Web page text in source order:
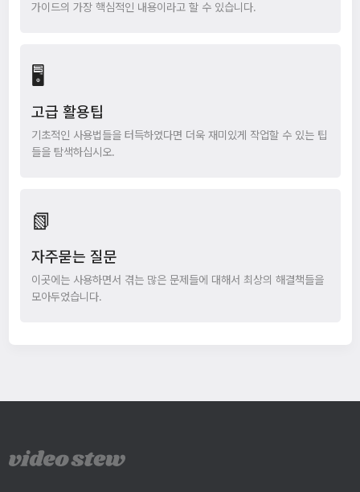
가이드의 가장 핵심적인 내용이라고 할 수 있습니다.
🖥️
고급 활용팁
기초적인 사용법들을 터득하였다면 더욱 재미있게 작업할 수 있는 팁
들을 탐색하십시오.
📗
자주묻는 질문
이곳에는 사용하면서 겪는 많은 문제들에 대해서 최상의 해결책들을
모아두었습니다.